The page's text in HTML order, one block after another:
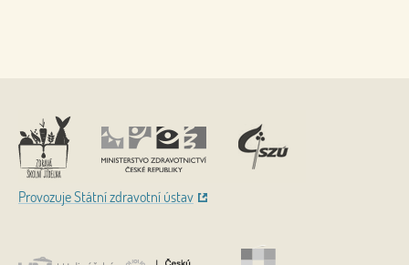
Provozuje Státní zdravotní ústav